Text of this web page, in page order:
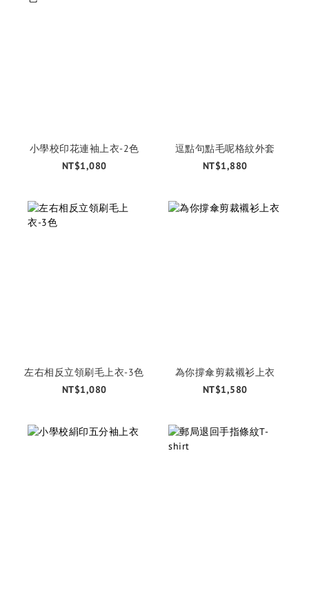
小學校印花連袖上衣-2色
NT$1,080
逗點句點毛呢格紋外套
NT$1,880
左右相反立領刷毛上衣-3色
NT$1,080
為你撐傘剪裁襯衫上衣
NT$1,580